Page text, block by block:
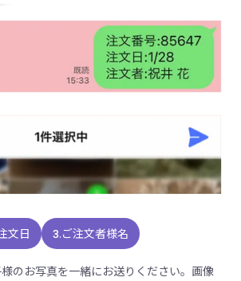
文日 3.ご注文者様名
のお写真を一緒にお送りください。画像